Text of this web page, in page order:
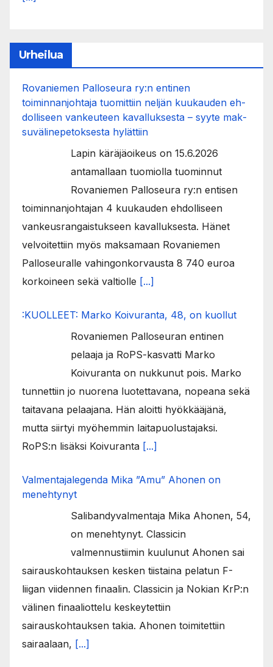
Urheilua
Rovaniemen Palloseura ry:n entinen
toiminnanjohtaja tuo­mit­tiin neljän kuu­kau­den eh­
dol­li­seen van­keu­teen ka­val­luk­ses­ta – syyte mak­
su­vä­li­ne­pe­tok­ses­ta hy­lät­tiin
Lapin käräjäoikeus on 15.6.2026
antamallaan tuomiolla tuominnut
Rovaniemen Palloseura ry:n entisen
toiminnanjohtajan 4 kuukauden ehdolliseen
vankeusrangaistukseen kavalluksesta. Hänet
velvoitettiin myös maksamaan Rovaniemen
Palloseuralle vahingonkorvausta 8 740 euroa
korkoineen sekä valtiolle [...]
:KUOLLEET: Marko Koivuranta, 48, on kuollut
Rovaniemen Palloseuran entinen
pelaaja ja RoPS-kasvatti Marko
Koivuranta on nukkunut pois. Marko
tunnettiin jo nuorena luotettavana, nopeana sekä
taitavana pelaajana. Hän aloitti hyökkääjänä,
mutta siirtyi myöhemmin laitapuolustajaksi.
RoPS:n lisäksi Koivuranta [...]
Valmentajalegenda Mika ”Amu” Ahonen on
menehtynyt
Salibandyvalmentaja Mika Ahonen, 54,
on menehtynyt. Classicin
valmennustiimin kuulunut Ahonen sai
sairauskohtauksen kesken tiistaina pelatun F-
liigan viidennen finaalin. Classicin ja Nokian KrP:n
välinen finaaliottelu keskeytettiin
sairauskohtauksen takia. Ahonen toimitettiin
sairaalaan, [...]